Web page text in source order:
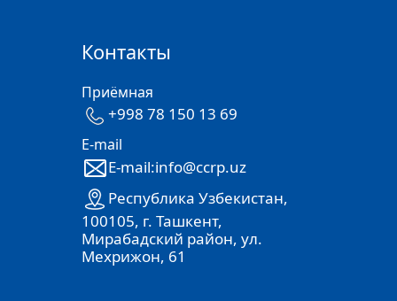
Контакты
Приёмная
+998 78 150 13 69
E-mail
E-mail:info@ccrp.uz
Республика Узбекистан,
100105, г. Ташкент,
Мирабадский район, ул.
Мехрижон, 61